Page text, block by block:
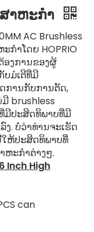
າຫະກໍາ
AC Brushless
ກໍາໂດຍ HOPRIO
ອງການຂອງຜູ້
ບມໍເຕີທີ່ມີ
ການກັບການຕັດ,
brushless
ມີປະສິດທິພາບທີ່ມີ
. ບໍ່ວ່າທ່ານຈະເຮັດ
ຫ້ປະສິດທິພາບທີ່
ຫະກໍາຕ່າງໆ.
Inch High
can